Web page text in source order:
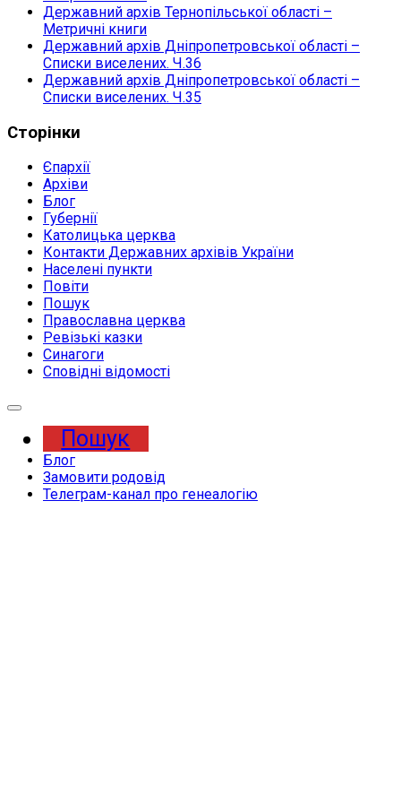
Державний архів Тернопільської області –
Метричні книги
Державний архів Дніпропетровської області –
Списки виселених. Ч.36
Державний архів Дніпропетровської області –
Списки виселених. Ч.35
Сторінки
Єпархії
Архіви
Блог
Губернії
Католицька церква
Контакти Державних архівів України
Населені пункти
Повіти
Пошук
Православна церква
Ревізькі казки
Синагоги
Сповідні відомості
Expand
Пошук
Блог
Замовити родовід
Телеграм-канал про генеалогію